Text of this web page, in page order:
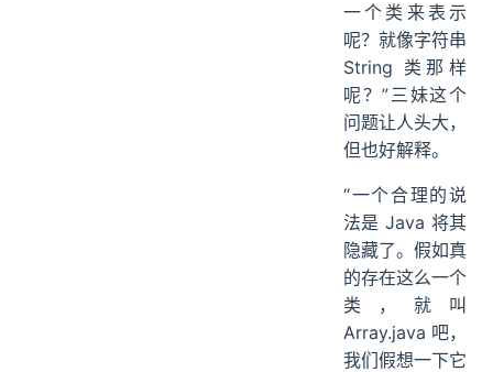
一个类来表示
呢？就像字符串
String 类那样
呢？”三妹这个
问题让人头大，
但也好解释。
“一个合理的说
法是 Java 将其
隐藏了。假如真
的存在这么一个
类，就叫
Array.java 吧，
我们假想一下它